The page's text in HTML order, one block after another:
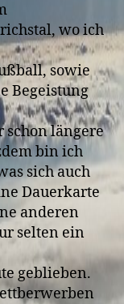
wo ich
sowie
Begeistung
schon längere
bin ich
sich auch
Dauerkarte
anderen
selten ein
geblieben.